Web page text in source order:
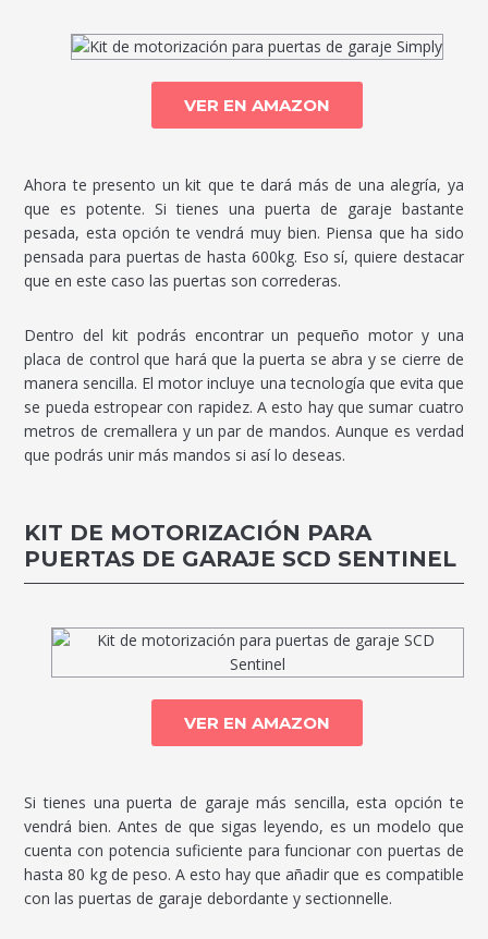
VER EN AMAZON
Ahora te presento un kit que te dará más de una alegría, ya
que es potente. Si tienes una puerta de garaje bastante
pesada, esta opción te vendrá muy bien. Piensa que ha sido
pensada para puertas de hasta 600kg. Eso sí, quiere destacar
que en este caso las puertas son correderas.
Dentro del kit podrás encontrar un pequeño motor y una
placa de control que hará que la puerta se abra y se cierre de
manera sencilla. El motor incluye una tecnología que evita que
se pueda estropear con rapidez. A esto hay que sumar cuatro
metros de cremallera y un par de mandos. Aunque es verdad
que podrás unir más mandos si así lo deseas.
KIT DE MOTORIZACIÓN PARA
PUERTAS DE GARAJE SCD SENTINEL
VER EN AMAZON
Si tienes una puerta de garaje más sencilla, esta opción te
vendrá bien. Antes de que sigas leyendo, es un modelo que
cuenta con potencia suficiente para funcionar con puertas de
hasta 80 kg de peso. A esto hay que añadir que es compatible
con las puertas de garaje debordante y sectionnelle.